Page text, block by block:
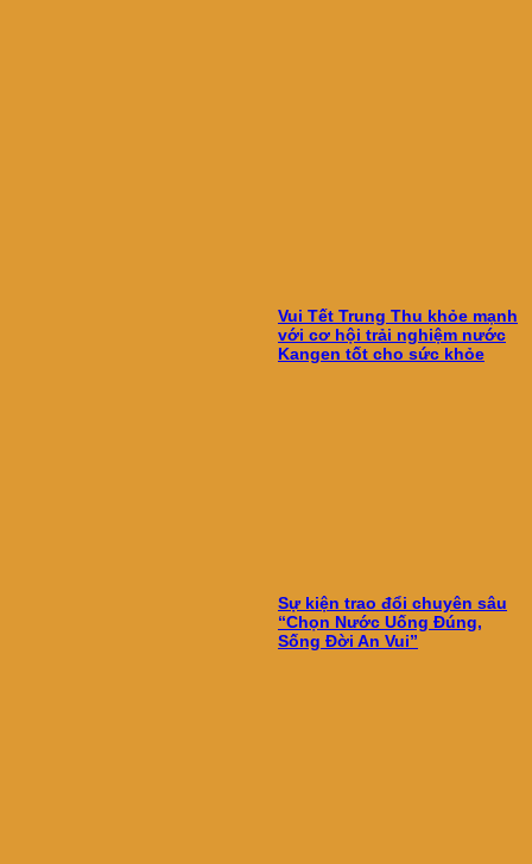
Vui Tết Trung Thu khỏe mạnh
với cơ hội trải nghiệm nước
Kangen tốt cho sức khỏe
Sự kiện trao đổi chuyên sâu
“Chọn Nước Uống Đúng,
Sống Đời An Vui”